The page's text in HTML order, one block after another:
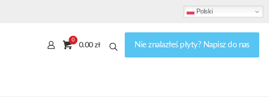
Polski
0
0.00 zł Nie znalazłeś płyty? Napisz do nas